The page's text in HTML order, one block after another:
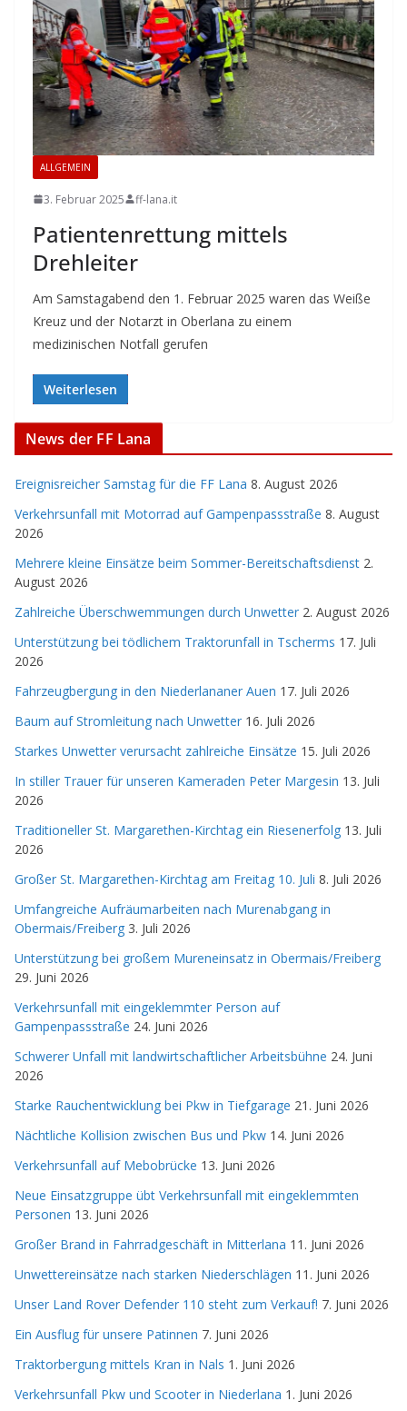
ALLGEMEIN
3. Februar 2025 ff-lana.it
Patientenrettung mittels
Drehleiter
Am Samstagabend den 1. Februar 2025 waren das Weiße
Kreuz und der Notarzt in Oberlana zu einem
medizinischen Notfall gerufen
Weiterlesen
News der FF Lana
Ereignisreicher Samstag für die FF Lana 8. August 2026
Verkehrsunfall mit Motorrad auf Gampenpassstraße 8. August
2026
Mehrere kleine Einsätze beim Sommer-Bereitschaftsdienst 2.
August 2026
Zahlreiche Überschwemmungen durch Unwetter 2. August 2026
Unterstützung bei tödlichem Traktorunfall in Tscherms 17. Juli
2026
Fahrzeugbergung in den Niederlananer Auen 17. Juli 2026
Baum auf Stromleitung nach Unwetter 16. Juli 2026
Starkes Unwetter verursacht zahlreiche Einsätze 15. Juli 2026
In stiller Trauer für unseren Kameraden Peter Margesin 13. Juli
2026
Traditioneller St. Margarethen-Kirchtag ein Riesenerfolg 13. Juli
2026
Großer St. Margarethen-Kirchtag am Freitag 10. Juli 8. Juli 2026
Umfangreiche Aufräumarbeiten nach Murenabgang in
Obermais/Freiberg 3. Juli 2026
Unterstützung bei großem Mureneinsatz in Obermais/Freiberg
29. Juni 2026
Verkehrsunfall mit eingeklemmter Person auf
Gampenpassstraße 24. Juni 2026
Schwerer Unfall mit landwirtschaftlicher Arbeitsbühne 24. Juni
2026
Starke Rauchentwicklung bei Pkw in Tiefgarage 21. Juni 2026
Nächtliche Kollision zwischen Bus und Pkw 14. Juni 2026
Verkehrsunfall auf Mebobrücke 13. Juni 2026
Neue Einsatzgruppe übt Verkehrsunfall mit eingeklemmten
Personen 13. Juni 2026
Großer Brand in Fahrradgeschäft in Mitterlana 11. Juni 2026
Unwettereinsätze nach starken Niederschlägen 11. Juni 2026
Unser Land Rover Defender 110 steht zum Verkauf! 7. Juni 2026
Ein Ausflug für unsere Patinnen 7. Juni 2026
Traktorbergung mittels Kran in Nals 1. Juni 2026
Verkehrsunfall Pkw und Scooter in Niederlana 1. Juni 2026